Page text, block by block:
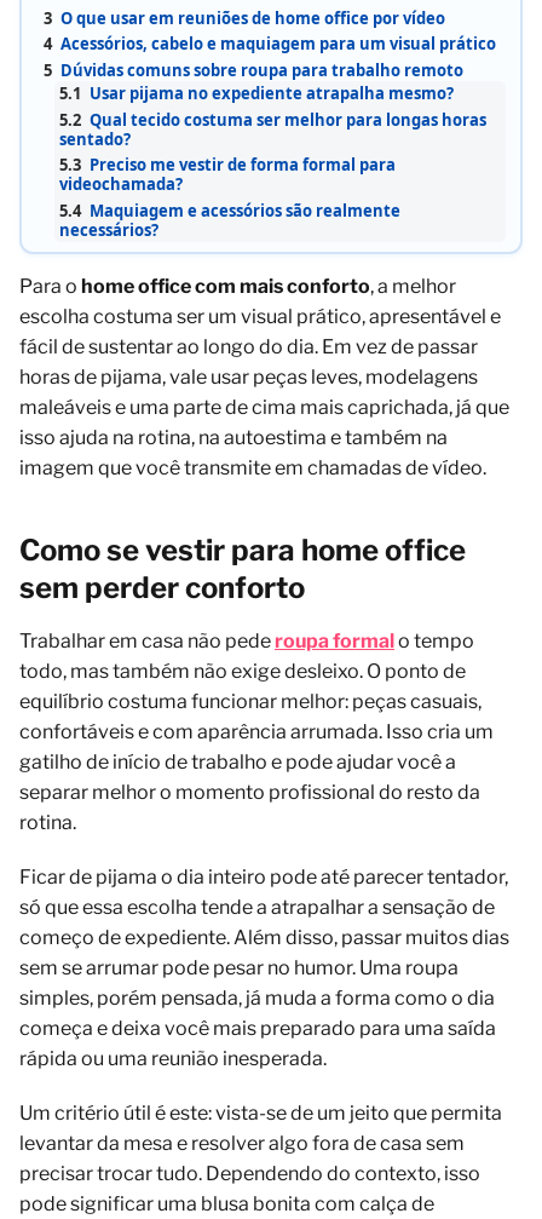
3 O que usar em reuniões de home office por vídeo
4 Acessórios, cabelo e maquiagem para um visual prático
5 Dúvidas comuns sobre roupa para trabalho remoto
5.1 Usar pijama no expediente atrapalha mesmo?
5.2 Qual tecido costuma ser melhor para longas horas
sentado?
5.3 Preciso me vestir de forma formal para
videochamada?
5.4 Maquiagem e acessórios são realmente
necessários?
Para o home office com mais conforto, a melhor
escolha costuma ser um visual prático, apresentável e
fácil de sustentar ao longo do dia. Em vez de passar
horas de pijama, vale usar peças leves, modelagens
maleáveis e uma parte de cima mais caprichada, já que
isso ajuda na rotina, na autoestima e também na
imagem que você transmite em chamadas de vídeo.
Como se vestir para home office
sem perder conforto
Trabalhar em casa não pede roupa formalo tempo
todo, mas também não exige desleixo. O ponto de
equilíbrio costuma funcionar melhor: peças casuais,
confortáveis e com aparência arrumada. Isso cria um
gatilho de início de trabalho e pode ajudar você a
separar melhor o momento profissional do resto da
rotina.
Ficar de pijama o dia inteiro pode até parecer tentador,
só que essa escolha tende a atrapalhar a sensação de
começo de expediente. Além disso, passar muitos dias
sem se arrumar pode pesar no humor. Uma roupa
simples, porém pensada, já muda a forma como o dia
começa e deixa você mais preparado para uma saída
rápida ou uma reunião inesperada.
Um critério útil é este: vista-se de um jeito que permita
levantar da mesa e resolver algo fora de casa sem
precisar trocar tudo. Dependendo do contexto, isso
pode significar uma blusa bonita com calça de